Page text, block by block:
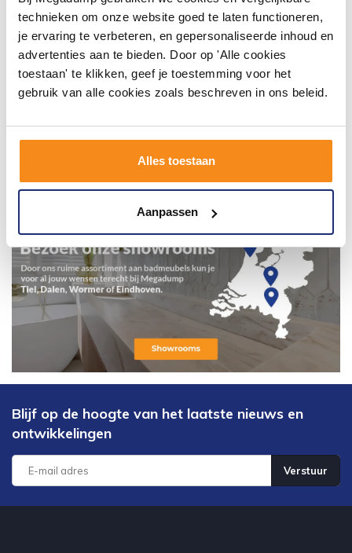
technieken om onze website goed te laten functioneren,
je ervaring te verbeteren, en gepersonaliseerde inhoud en
advertenties aan te bieden. Door op 'Alle cookies
toestaan' te klikken, geef je toestemming voor het
gebruik van alle cookies zoals beschreven in ons beleid.
Alles toestaan
Aanpassen
Blijf op de hoogte van het laatste nieuws en
ontwikkelingen
Verstuur